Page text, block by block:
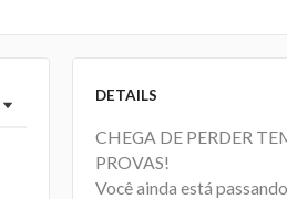
DETAILS
CHEGA DE PERDER
PROVAS!
Você ainda está